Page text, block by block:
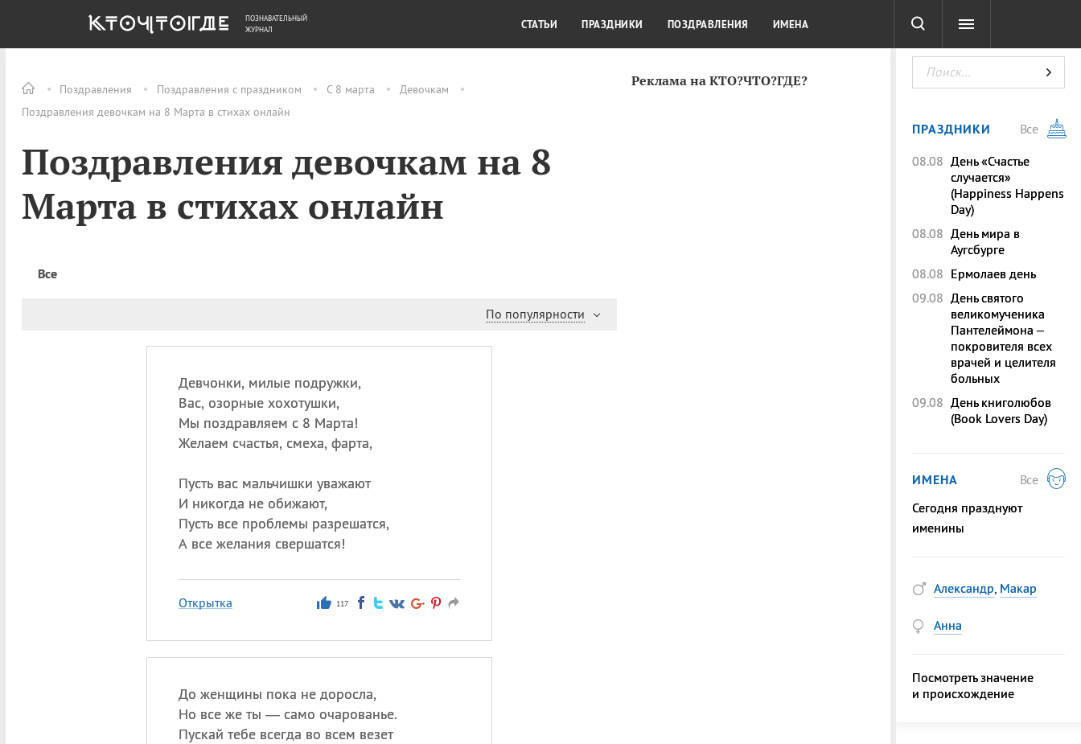
Поздравления Поздравления с праздником С 8 марта
Девочкам
Поздравления девочкам на 8 Марта в стихах онлайн
Поздравления девочкам на 8
Марта в стихах онлайн
Все
По популярности
Девчонки, милые подружки,
Вас, озорные хохотушки,
Мы поздравляем с 8 Марта!
Желаем счастья, смеха, фарта,
Пусть вас мальчишки уважают
И никогда не обижают,
Пусть все проблемы разрешатся,
А все желания свершатся!
Открытка 117
До женщины пока не доросла,
Но все же ты — само очарованье.
Пускай тебе всегда во всем везет
Реклама на КТО?ЧТО?ГДЕ?
ОБЩЕСТВО ДЕНЬГИ КУЛЬТУРА КРАСОТА ТЕСТЫ
ПОЗНАВАТЕЛЬНЫЙ
ЖУРНАЛ
СТАТЬИ ПРАЗДНИКИ ПОЗДРАВЛЕНИЯ ИМЕНА
ПРАЗДНИКИ
Все
08.08 День «Счастье
случается»
(Happiness Happens
Day)
08.08 День мира в
Аугсбурге
08.08 Ермолаев день
09.08 День святого
великомученика
Пантелеймона –
покровителя всех
врачей и целителя
больных
09.08 День книголюбов
(Book Lovers Day)
ИМЕНА
Все
Сегодня празднуют
именины
Александр, Макар
Анна
Посмотреть значение
и происхождение